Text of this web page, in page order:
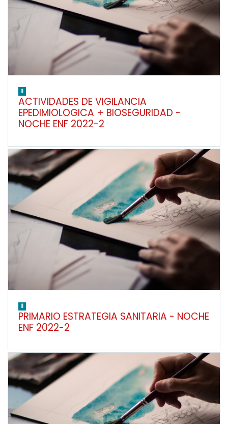
II
ACTIVIDADES DE VIGILANCIA
EPEDIMIOLOGICA + BIOSEGURIDAD -
NOCHE ENF 2022-2
II
PRIMARIO ESTRATEGIA SANITARIA - NOCHE
ENF 2022-2